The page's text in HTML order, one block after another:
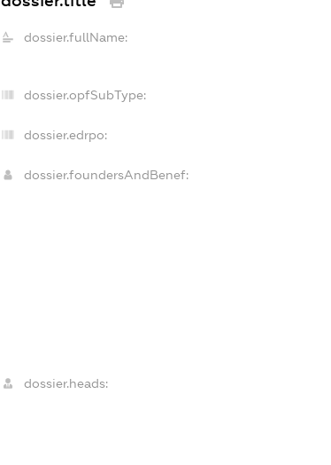
dossier.fullName:
dossier.opfSubType:
dossier.edrpo:
dossier.foundersAndBenef:
dossier.heads: